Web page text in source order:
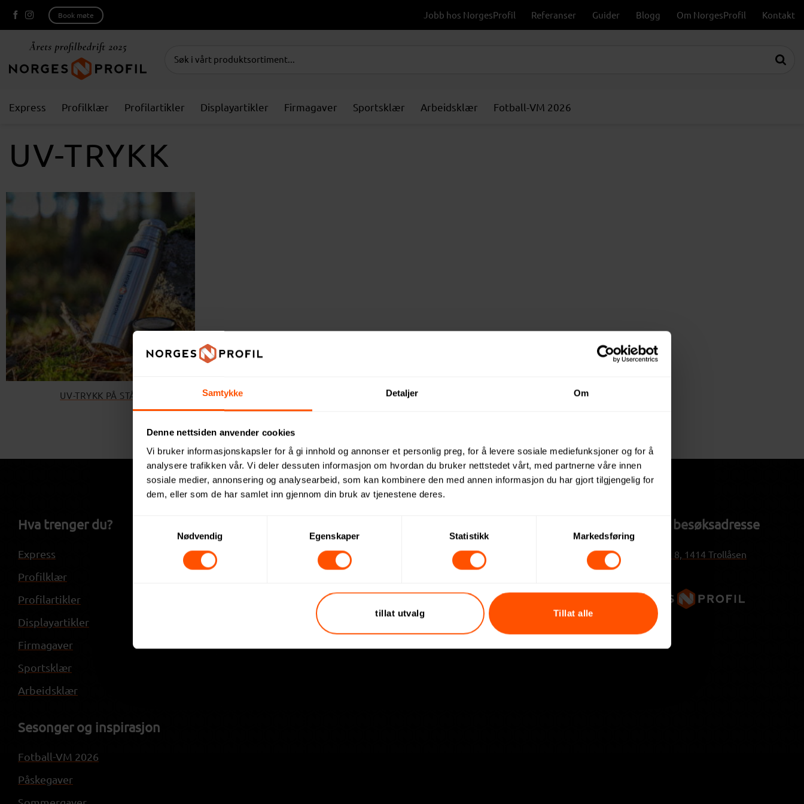
Samtykke Detaljer Om
Denne nettsiden anvender cookies
Vi bruker informasjonskapsler for å gi innhold og annonser et personlig preg, for å levere sosiale mediefunksjoner og for å
analysere trafikken vår. Vi deler dessuten informasjon om hvordan du bruker nettstedet vårt, med partnerne våre innen
sosiale medier, annonsering og analysearbeid, som kan kombinere den med annen informasjon du har gjort tilgjengelig for
dem, eller som de har samlet inn gjennom din bruk av tjenestene deres.
Nødvendig
Egenskaper Statistikk Markedsføring
tillat utvalg Tillat alle
Skip
to
content
Book møte Jobb hos NorgesProfil Referanser Guider Blogg Om NorgesProfil Kontakt
Express Profilklær Profilartikler Displayartikler Firmagaver Sportsklær Arbeidsklær Fotball-VM 2026
UV-TRYKK
UV-TRYKK PÅ STÅL
Hva trenger du?
Express
Profilklær
Profilartikler
Displayartikler
Firmagaver
Sportsklær
Arbeidsklær
Sesonger og inspirasjon
Fotball-VM 2026
Påskegaver
(+47) 64 95 78 70
Kontaktskjema
Post- og besøksadresse
Trollåsveien 8, 1414 Trollåsen